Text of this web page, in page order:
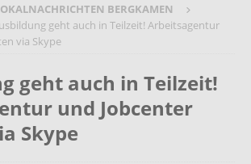
BERGKAMEN
geht auch in Teilzeit! Arbeitsagentur
via Skype
geht auch in Teilzeit!
und Jobcenter
Skype